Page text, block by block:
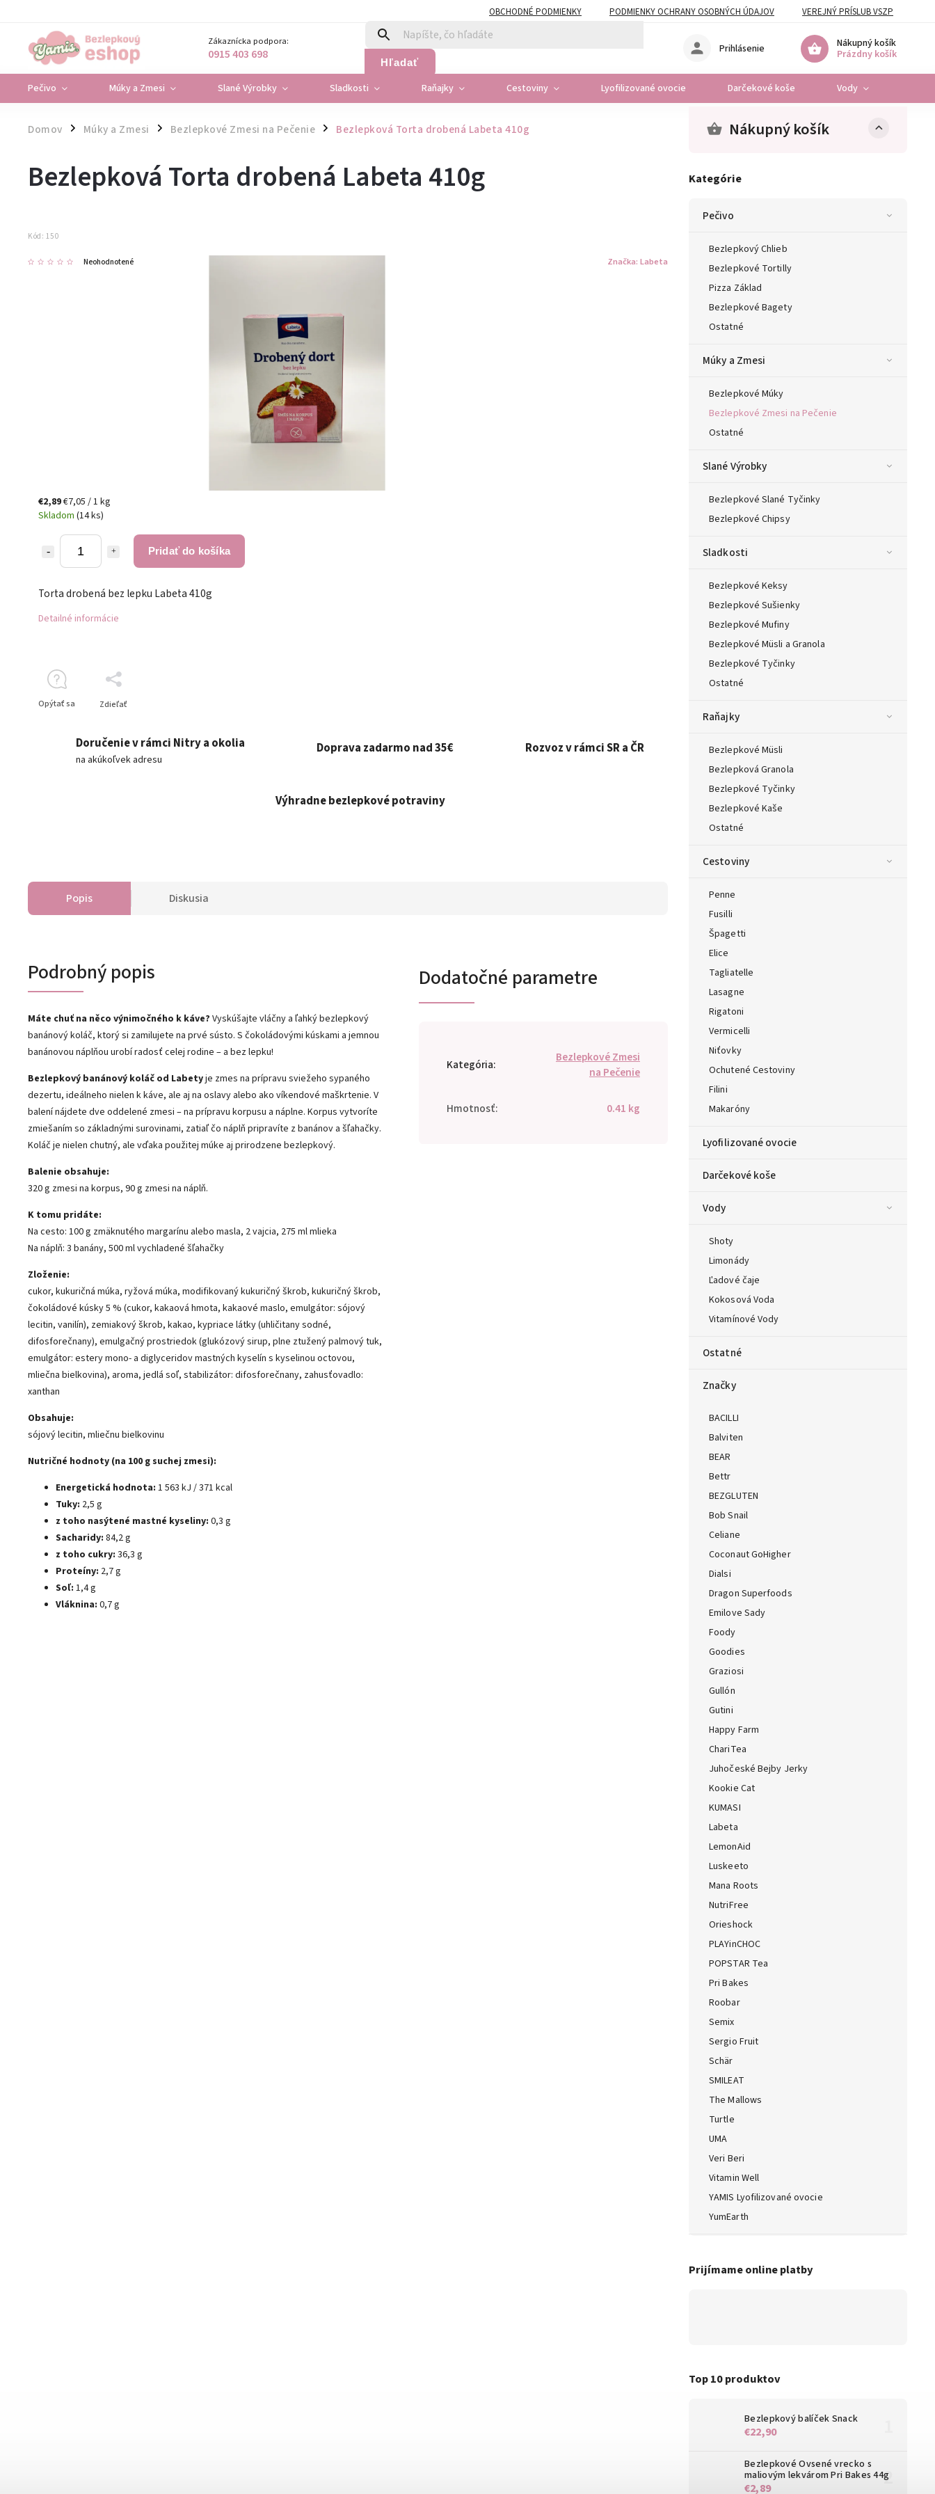
OBCHODNÉ PODMIENKY PODMIENKY OCHRANY OSOBNÝCH ÚDAJOV VEREJNÝ PRÍSLUB VSZP
Zákaznícka podpora:
0915 403 698 Hľadať
Nákupný košík
Prázdny košík
Prihlásenie
Pečivo Múky a Zmesi Slané Výrobky Sladkosti Raňajky Cestoviny Lyofilizované ovocie Darčekové koše Vody
Domov / Múky a Zmesi / Bezlepkové Zmesi na Pečenie / Bezlepková Torta drobená Labeta 410g Nákupný košík
Kategórie
Pečivo
Bezlepkový Chlieb
Bezlepkové Tortilly
Pizza Základ
Bezlepkové Bagety
Ostatné
Múky a Zmesi
Bezlepkové Múky
Bezlepkové Zmesi na Pečenie
Ostatné
Slané Výrobky
Bezlepkové Slané Tyčinky
Bezlepkové Chipsy
Sladkosti
Bezlepkové Keksy
Bezlepkové Sušienky
Bezlepkové Mufiny
Bezlepkové Müsli a Granola
Bezlepkové Tyčinky
Ostatné
Raňajky
Bezlepkové Müsli
Bezlepková Granola
Bezlepkové Tyčinky
Bezlepkové Kaše
Ostatné
Cestoviny
Penne
Fusilli
Špagetti
Elice
Tagliatelle
Lasagne
Rigatoni
Vermicelli
Niťovky
Ochutené Cestoviny
Filini
Makaróny
Lyofilizované ovocie
Darčekové koše
Vody
Shoty
Limonády
Ľadové čaje
Kokosová Voda
Vitamínové Vody
Ostatné
Značky
BACILLI
Balviten
BEAR
Bettr
BEZGLUTEN
Bob Snail
Celiane
Coconaut GoHigher
Dialsi
Dragon Superfoods
Emilove Sady
Foody
Goodies
Graziosi
Gullón
Gutini
Happy Farm
ChariTea
Juhočeské Bejby Jerky
Kookie Cat
KUMASI
Labeta
LemonAid
Luskeeto
Mana Roots
NutriFree
Orieshock
PLAYinCHOC
POPSTAR Tea
Pri Bakes
Roobar
Semix
Sergio Fruit
Schär
SMILEAT
The Mallows
Turtle
UMA
Veri Beri
Vitamin Well
YAMIS Lyofilizované ovocie
YumEarth
Prijímame online platby
Top 10 produktov
Bezlepkový balíček Snack
€22,90
Bezlepkové Ovsené vrecko s
maliovým lekvárom Pri Bakes 44g
€2,89
Bezlepková Torta drobená Labeta 410g
Kód: 150
Neohodnotené Značka: Labeta
€2,89€7,05 / 1 kg
Skladom (14 ks)
Pridať do košíka
Torta drobená bez lepku Labeta 410g
Detailné informácie
Opýtať sa Zdieľať
Doručenie v rámci Nitry a okolia
na akúkoľvek adresu
Doprava zadarmo nad 35€ Rozvoz v rámci SR a ČR
Výhradne bezlepkové potraviny
Popis Diskusia
Podrobný popis
Máte chuť na něco výnimočného k káve? Vyskúšajte vláčny a ľahký bezlepkový
banánový koláč, ktorý si zamilujete na prvé sústo. S čokoládovými kúskami a jemnou
banánovou náplňou urobí radosť celej rodine – a bez lepku!
Bezlepkový banánový koláč od Labetyje zmes na prípravu sviežeho sypaného
dezertu, ideálneho nielen k káve, ale aj na oslavy alebo ako víkendové maškrtenie. V
balení nájdete dve oddelené zmesi – na prípravu korpusu a náplne. Korpus vytvoríte
zmiešaním so základnými surovinami, zatiaľ čo náplň pripravíte z banánov a šľahačky.
Koláč je nielen chutný, ale vďaka použitej múke aj prirodzene bezlepkový.
Balenie obsahuje:
320 g zmesi na korpus, 90 g zmesi na náplň.
K tomu pridáte:
Na cesto: 100 g zmäknutého margarínu alebo masla, 2 vajcia, 275 ml mlieka
Na náplň: 3 banány, 500 ml vychladené šľahačky
Zloženie:
cukor, kukuričná múka, ryžová múka, modifikovaný kukuričný škrob, kukuričný škrob,
čokoládové kúsky 5 % (cukor, kakaová hmota, kakaové maslo, emulgátor: sójový
lecitin, vanilín), zemiakový škrob, kakao, kypriace látky (uhličitany sodné,
difosforečnany), emulgačný prostriedok (glukózový sirup, plne ztužený palmový tuk,
emulgátor: estery mono- a diglyceridov mastných kyselín s kyselinou octovou,
mliečna bielkovina), aroma, jedlá soľ, stabilizátor: difosforečnany, zahusťovadlo:
xanthan
Obsahuje:
sójový lecitin, mliečnu bielkovinu
Nutričné hodnoty (na 100 g suchej zmesi):
Energetická hodnota: 1 563 kJ / 371 kcal
Tuky: 2,5 g
z toho nasýtené mastné kyseliny: 0,3 g
Sacharidy: 84,2 g
z toho cukry: 36,3 g
Proteíny: 2,7 g
Soľ: 1,4 g
Vláknina: 0,7 g
Dodatočné parametre
Kategória:
Bezlepkové Zmesi
na Pečenie
Hmotnosť: 0.41 kg